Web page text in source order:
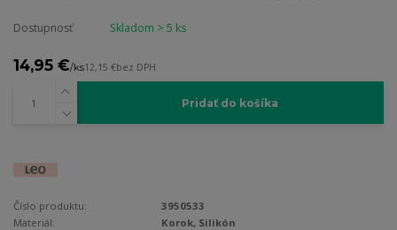
Dostupnosť Skladom > 5 ks
14,95 €/ks12,15 €bez DPH
Pridať do košíka
Číslo produktu:
3950533
Materiál:
Korok, Silikón